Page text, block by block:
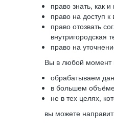
право знать, как
право на доступ
право отозвать
право на
Вы в любой момент
обрабатываем
в большем
не в тех целях,
вы можете